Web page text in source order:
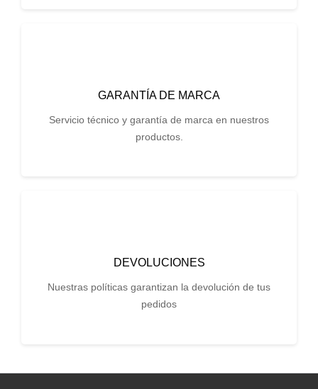
GARANTÍA DE MARCA
Servicio técnico y garantía de marca en nuestros
productos.
DEVOLUCIONES
Nuestras políticas garantizan la devolución de tus
pedidos